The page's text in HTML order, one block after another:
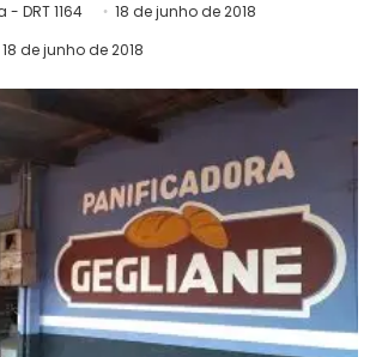
DRT 1164
18 de junho de 2018
de junho de 2018